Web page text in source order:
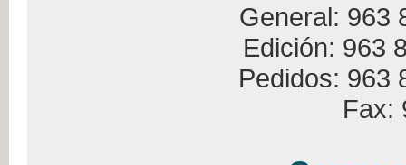
General: 963
Edición: 963
Pedidos: 963
Fax: